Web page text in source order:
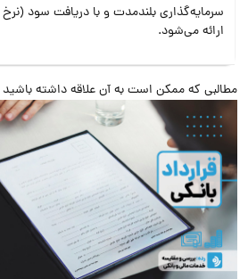
سرمایه‌گذاری بلندمدت و با دریافت سود (نرخ
ارائه می‌شود.
که ممکن است به آن علاقه داشته باشید